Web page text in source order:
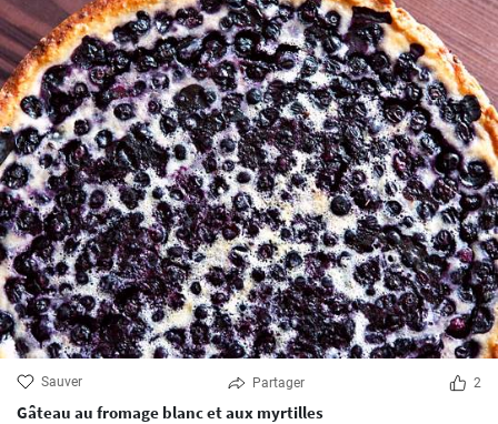
Sauver Partager 2
Gâteau au fromage blanc et aux myrtilles